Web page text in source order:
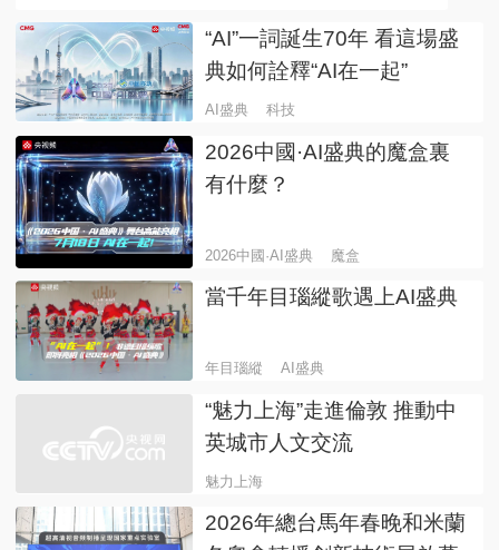
“AI”一詞誕生70年 看這場盛
典如何詮釋“AI在一起”
AI盛典 科技
2026中國·AI盛典的魔盒裏
有什麼？
2026中國·AI盛典 魔盒
當千年目瑙縱歌遇上AI盛典
年目瑙縱 AI盛典
“魅力上海”走進倫敦 推動中
英城市人文交流
魅力上海
2026年總台馬年春晚和米蘭